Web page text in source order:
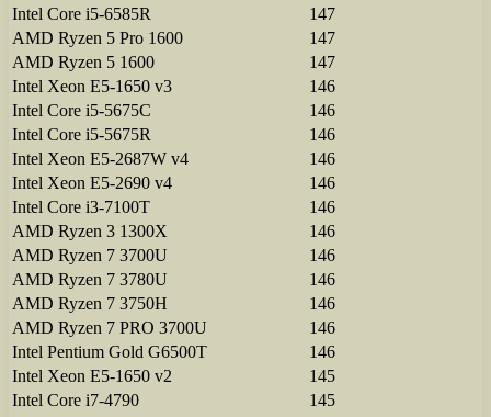
Intel Core i5-6585R
147
AMD Ryzen 5 Pro 1600
147
AMD Ryzen 5 1600
147
Intel Xeon E5-1650 v3
146
Intel Core i5-5675C
146
Intel Core i5-5675R
146
Intel Xeon E5-2687W v4
146
Intel Xeon E5-2690 v4
146
Intel Core i3-7100T
146
AMD Ryzen 3 1300X
146
AMD Ryzen 7 3700U
146
AMD Ryzen 7 3780U
146
AMD Ryzen 7 3750H
146
AMD Ryzen 7 PRO 3700U
146
Intel Pentium Gold G6500T
146
Intel Xeon E5-1650 v2
145
Intel Core i7-4790
145